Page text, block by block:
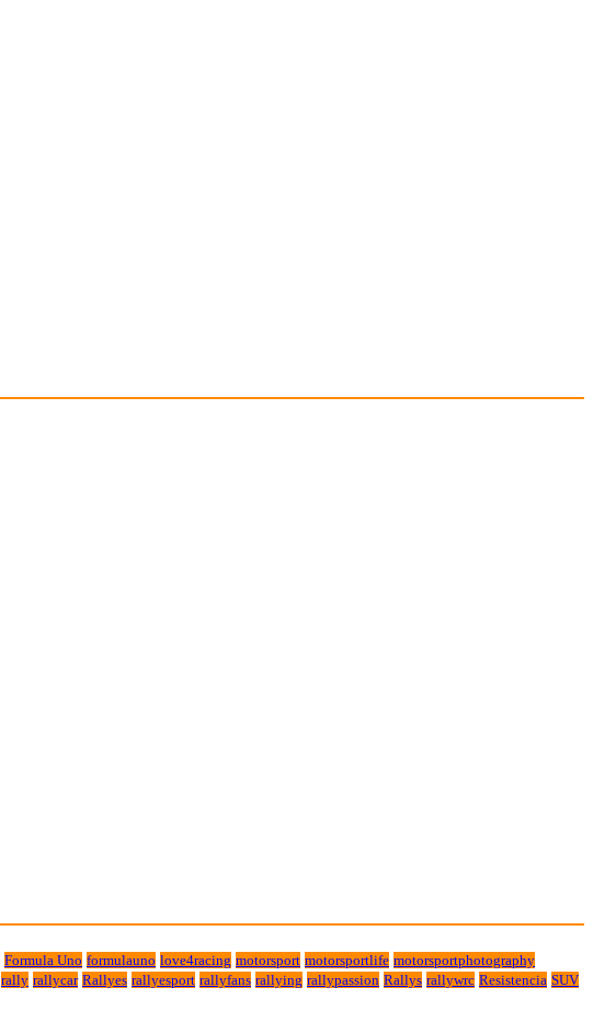
Formula Uno formulauno love4racing motorsport motorsportlife motorsportphotography
rally rallycar Rallyes rallyesport rallyfans rallying rallypassion Rallys rallywrc Resistencia SUV